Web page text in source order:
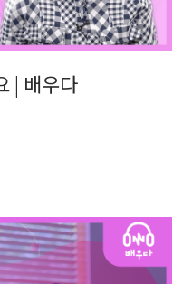
| 배우다